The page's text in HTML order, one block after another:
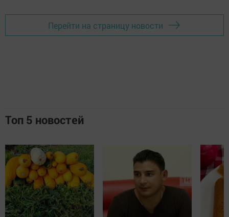
Перейти на страницу новости
Топ 5 новостей